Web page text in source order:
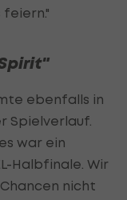
ebenfalls in
Spielverlauf.
war ein
Halbfinale. Wir
nicht